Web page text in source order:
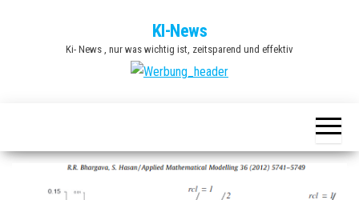
KI-News
Ki- News , nur was wichtig ist, zeitsparend und effektiv